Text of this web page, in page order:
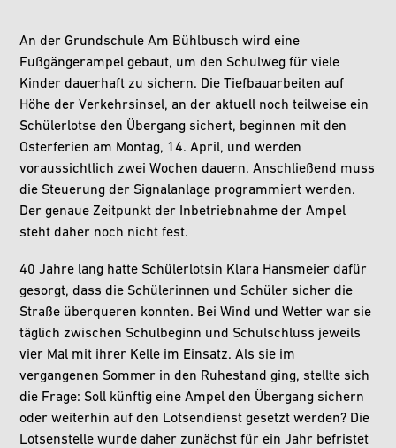
An der Grundschule Am Bühlbusch wird eine
Fußgängerampel gebaut, um den Schulweg für viele
Kinder dauerhaft zu sichern. Die Tiefbauarbeiten auf
Höhe der Verkehrsinsel, an der aktuell noch teilweise ein
Schülerlotse den Übergang sichert, beginnen mit den
Osterferien am Montag, 14. April, und werden
voraussichtlich zwei Wochen dauern. Anschließend muss
die Steuerung der Signalanlage programmiert werden.
Der genaue Zeitpunkt der Inbetriebnahme der Ampel
steht daher noch nicht fest.
40 Jahre lang hatte Schülerlotsin Klara Hansmeier dafür
gesorgt, dass die Schülerinnen und Schüler sicher die
Straße überqueren konnten. Bei Wind und Wetter war sie
täglich zwischen Schulbeginn und Schulschluss jeweils
vier Mal mit ihrer Kelle im Einsatz. Als sie im
vergangenen Sommer in den Ruhestand ging, stellte sich
die Frage: Soll künftig eine Ampel den Übergang sichern
oder weiterhin auf den Lotsendienst gesetzt werden? Die
Lotsenstelle wurde daher zunächst für ein Jahr befristet